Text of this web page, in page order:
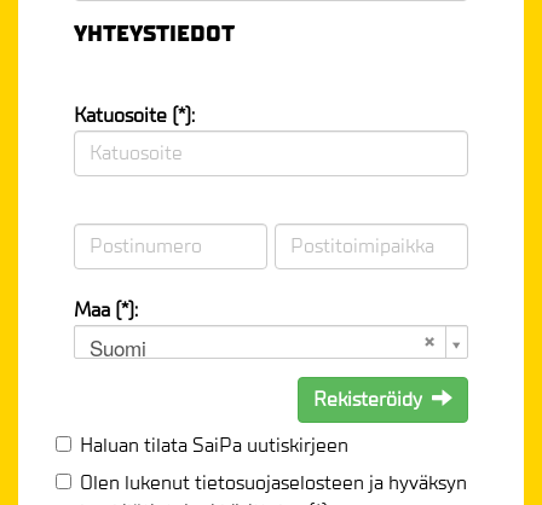
YHTEYSTIEDOT
Katuosoite (*):
Maa (*):
Suomi
Rekisteröidy
Haluan tilata SaiPa uutiskirjeen
Olen lukenuttietosuojaselosteen ja hyväksyn